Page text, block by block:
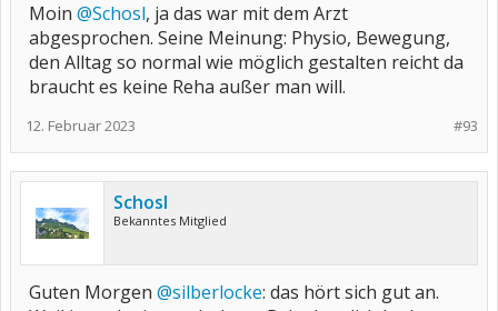
Moin @Schosl, ja das war mit dem Arzt
abgesprochen. Seine Meinung: Physio, Bewegung,
den Alltag so normal wie möglich gestalten reicht da
braucht es keine Reha außer man will.
#93
12. Februar 2023
Schosl
Bekanntes Mitglied
Guten Morgen @silberlocke: das hört sich gut an.